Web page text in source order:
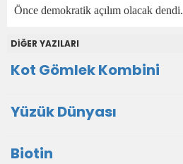
Önce demokratik açılım olacak dendi.
DİĞER YAZILARI
Kot Gömlek Kombini
Yüzük Dünyası
Biotin